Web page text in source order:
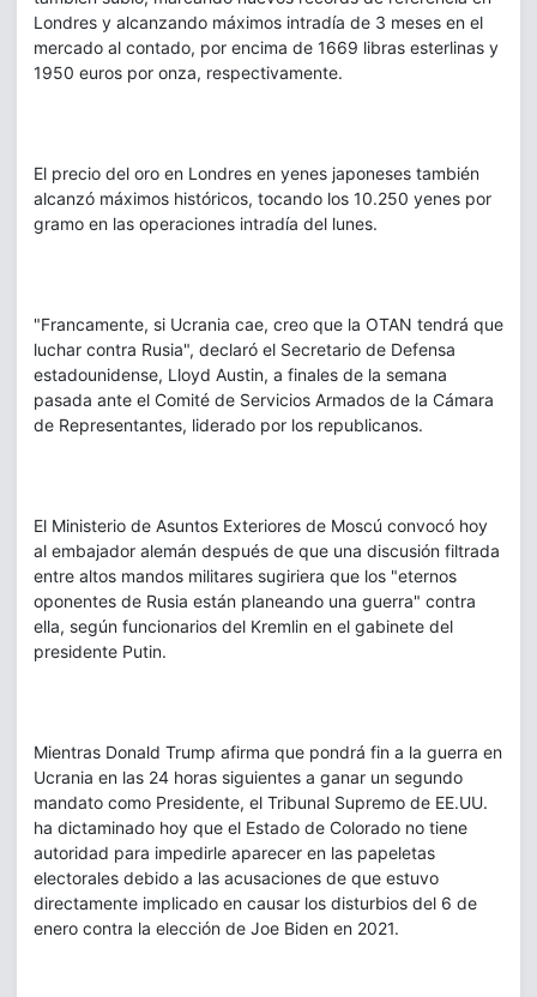
Londres y alcanzando máximos intradía de 3 meses en el
mercado al contado, por encima de 1669 libras esterlinas y
1950 euros por onza, respectivamente.
El precio del oro en Londres en yenes japoneses también
alcanzó máximos históricos, tocando los 10.250 yenes por
gramo en las operaciones intradía del lunes.
"Francamente, si Ucrania cae, creo que la OTAN tendrá que
luchar contra Rusia", declaró el Secretario de Defensa
estadounidense, Lloyd Austin, a finales de la semana
pasada ante el Comité de Servicios Armados de la Cámara
de Representantes, liderado por los republicanos.
El Ministerio de Asuntos Exteriores de Moscú convocó hoy
al embajador alemán después de que una discusión filtrada
entre altos mandos militares sugiriera que los "eternos
oponentes de Rusia están planeando una guerra" contra
ella, según funcionarios del Kremlin en el gabinete del
presidente Putin.
Mientras Donald Trump afirma que pondrá fin a la guerra en
Ucrania en las 24 horas siguientes a ganar un segundo
mandato como Presidente, el Tribunal Supremo de EE.UU.
ha dictaminado hoy que el Estado de Colorado no tiene
autoridad para impedirle aparecer en las papeletas
electorales debido a las acusaciones de que estuvo
directamente implicado en causar los disturbios del 6 de
enero contra la elección de Joe Biden en 2021.